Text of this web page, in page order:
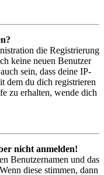
die Registrierung
keine neuen Benutzer
sein, dass deine IP-
dem du dich registrieren
zu erhalten, wende dich
nicht anmelden!
Benutzernamen und das
diese stimmen, dann